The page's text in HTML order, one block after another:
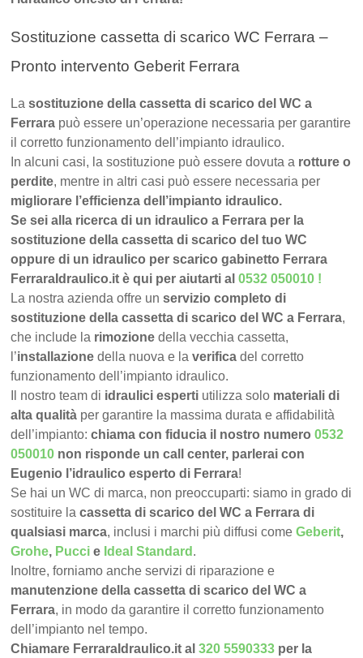
Sostituzione cassetta di scarico WC Ferrara –
Pronto intervento Geberit Ferrara
Lasostituzione della cassetta di scarico del WC a
Ferrara può essere un’operazione necessaria per garantire
il corretto funzionamento dell’impianto idraulico.
In alcuni casi, la sostituzione può essere dovuta a rotture o
perdite, mentre in altri casi può essere necessaria per
migliorare l’efficienza dell’impianto idraulico.
Se sei alla ricerca di un idraulico a Ferrara per la
sostituzione della cassetta di scarico del tuo WC
oppure di un idraulico per scarico gabinetto Ferrara
FerraraIdraulico.it è qui per aiutarti al0532 050010 !
La nostra azienda offre unservizio completo di
sostituzione della cassetta di scarico del WC a Ferrara,
che include la rimozione della vecchia cassetta,
l’installazione della nuova e laverifica del corretto
funzionamento dell’impianto idraulico.
Il nostro team di idraulici esperti utilizza solo materiali di
alta qualità per garantire la massima durata e affidabilità
dell’impianto:chiama con fiducia il nostro numero0532
050010 non risponde un call center, parlerai con
Eugenio l’idraulico esperto di Ferrara!
Se hai un WC di marca, non preoccuparti: siamo in grado di
sostituire lacassetta di scarico del WC a Ferrara di
qualsiasi marca, inclusi i marchi più diffusi comeGeberit,
Grohe, Pucci e Ideal Standard .
Inoltre, forniamo anche servizi di riparazione e
manutenzione della cassetta di scarico del WC a
Ferrara, in modo da garantire il corretto funzionamento
dell’impianto nel tempo.
Chiamare FerraraIdraulico.it al320 5590333 per la